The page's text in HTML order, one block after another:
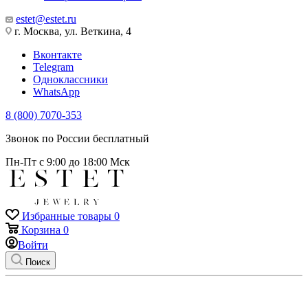
estet@estet.ru
г. Москва, ул. Веткина, 4
Вконтакте
Telegram
Одноклассники
WhatsApp
8 (800) 7070-353
Звонок по России бесплатный
Пн-Пт с 9:00 до 18:00 Мск
Избранные товары 0
Корзина 0
Войти
Поиск